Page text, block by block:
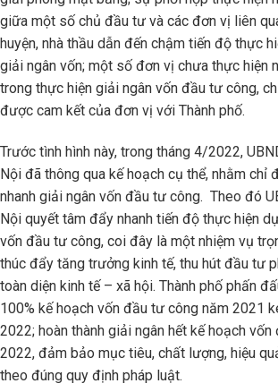
giữa một số chủ đầu tư và các đơn vị liên
huyện, nhà thầu dẫn đến chậm tiến độ thực
giải ngân vốn; một số đơn vị chưa thực hiện
trong thực hiện giải ngân vốn đầu tư công,
được cam kết của đơn vị với Thành phố.
Trước tình hình này, trong tháng 4/2022,
Nội đã thông qua kế hoạch cụ thể, nhằm chỉ
nhanh giải ngân vốn đầu tư công. Theo đó
Nội quyết tâm đẩy nhanh tiến độ thực hiện
vốn đầu tư công, coi đây là một nhiệm vụ
thúc đẩy tăng trưởng kinh tế, thu hút đầu tư
toàn diện kinh tế – xã hội. Thành phố phấn
100% kế hoạch vốn đầu tư công năm 2021
2022; hoàn thành giải ngân hết kế hoạch
2022, đảm bảo mục tiêu, chất lượng, hiệu
theo đúng quy định pháp luật.